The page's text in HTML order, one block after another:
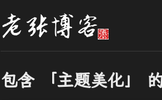
包含 「主题美化」